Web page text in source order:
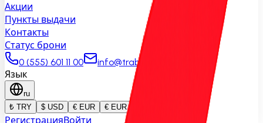
Акции
Пункты выдачи
Контакты
Статус брони
0 (555) 601 11 00
info@trabzonrentacar.com
Язык
ru
₺ TRY
$ USD € EUR € EUR
РегистрацияВойти